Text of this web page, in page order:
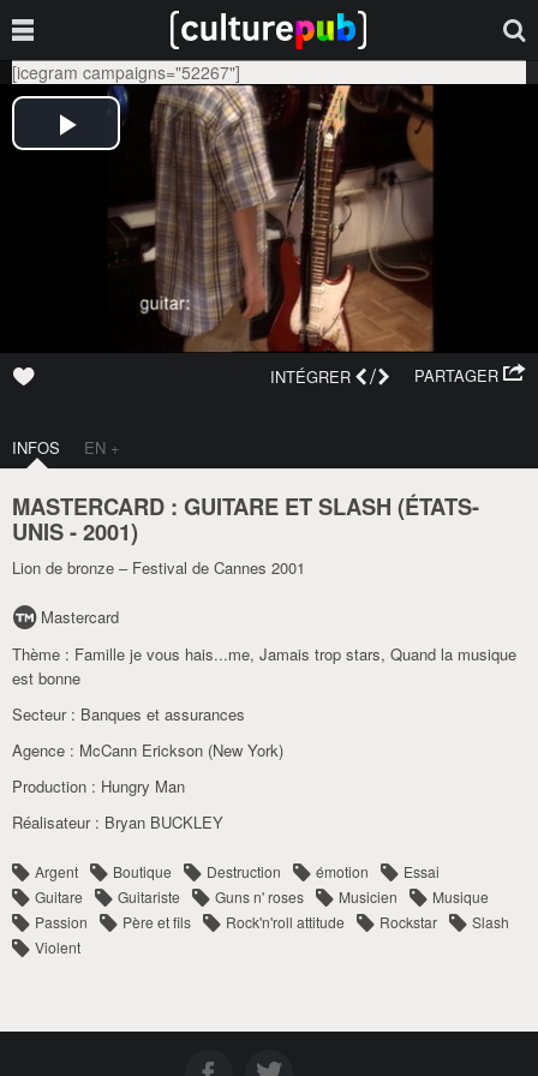
[icegram campaigns="52267"]
PARTAGER
INTÉGRER /
INFOS EN +
MASTERCARD : GUITARE ET SLASH (ÉTATS-
UNIS-2001)
Lion de bronze – Festival de Cannes 2001
Mastercard
Thème : Famille je vous hais...me, Jamais trop stars, Quand la musique
est bonne
Secteur : Banques et assurances
Agence : McCann Erickson (New York)
Production : Hungry Man
Réalisateur : Bryan BUCKLEY
Argent Boutique Destruction émotion
Essai
Guitare
Guitariste Guns n' roses Musicien
Musique
Passion
Père et fils Rock'n'roll attitude Rockstar
Slash
Violent